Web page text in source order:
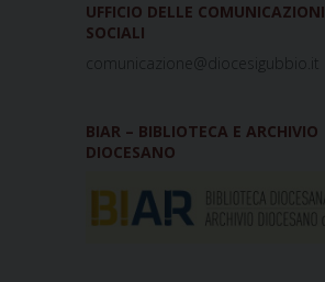
UFFICIO DELLE COMUNICAZIONI
SOCIALI
comunicazione@diocesigubbio.it
BIAR – BIBLIOTECA E ARCHIVIO
DIOCESANO